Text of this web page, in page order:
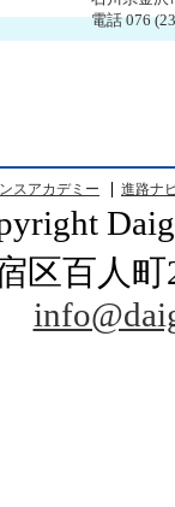
電話 076
スアカデミー 進路ナ
区百人